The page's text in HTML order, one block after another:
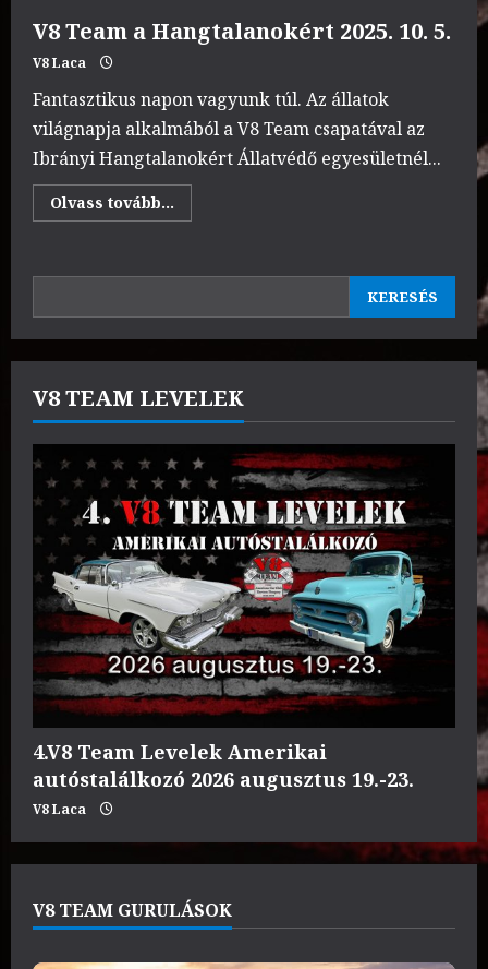
V8 Team a Hangtalanokért 2025. 10. 5.
V8 Laca
Fantasztikus napon vagyunk túl. Az állatok
világnapja alkalmából a V8 Team csapatával az
Ibrányi Hangtalanokért Állatvédő egyesületnél...
Olvass tovább...
more
a
10.
5.
KERESÉS
V8 TEAM LEVELEK
4.V8 Team Levelek Amerikai
autóstalálkozó 2026 augusztus 19.-23.
V8 Laca
V8 TEAM GURULÁSOK